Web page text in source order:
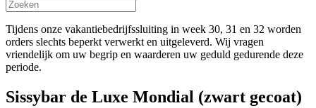
Tijdens onze vakantiebedrijfssluiting in week 30, 31 en 32 worden
orders slechts beperkt verwerkt en uitgeleverd. Wij vragen
vriendelijk om uw begrip en waarderen uw geduld gedurende deze
periode.
Sissybar de Luxe Mondial (zwart gecoat)